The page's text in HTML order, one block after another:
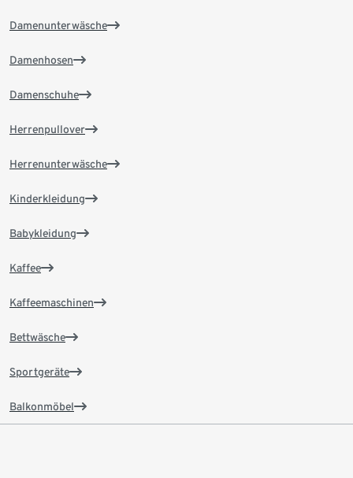
Damenunterwäsche
Damenhosen
Damenschuhe
Herrenpullover
Herrenunterwäsche
Kinderkleidung
Babykleidung
Kaffee
Kaffeemaschinen
Bettwäsche
Sportgeräte
Balkonmöbel